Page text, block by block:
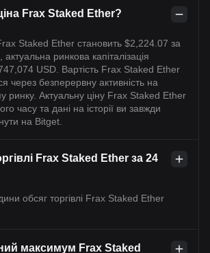
Frax Staked Ether?
Staked Ether становить $2,224.07 за
ринкова капіталізація
USD. Вартість Frax Staked Ether
через безперервну активність на
ринку. Актуальну ціну Frax Staked Ether
часу та дані на історії ви завжди
на Bitget.
Frax Staked Ether за 24
обсяг торгівлі Frax Staked Ether
максимум Frax Staked